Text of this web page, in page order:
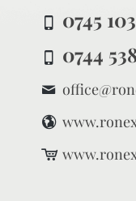
0745
0744